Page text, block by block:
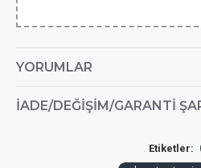
YORUMLAR
İADE/DEĞIŞIM/GARANTI
Etiketler: